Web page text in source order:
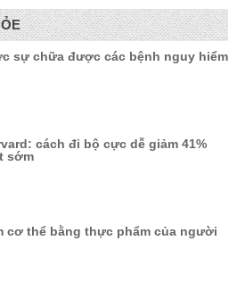
sự chữa được các bệnh nguy hiểm
cách đi bộ cực dễ giảm 41%
sớm
cơ thể bằng thực phẩm của người